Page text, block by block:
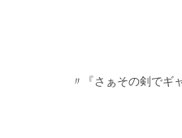
〃『さぁそ